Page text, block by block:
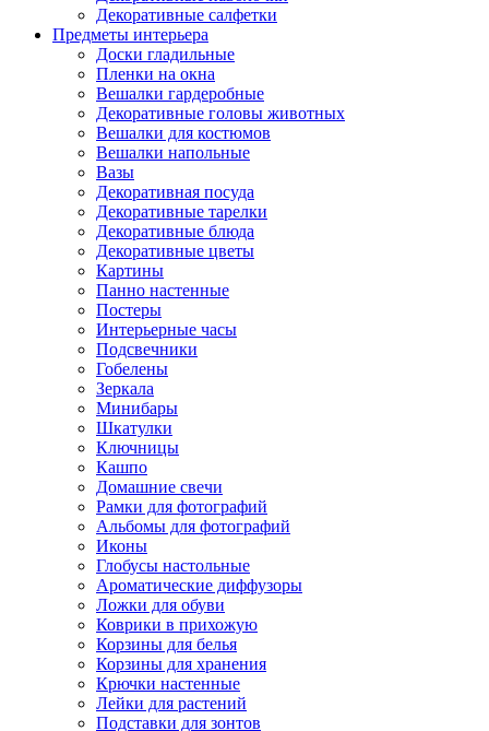
Декоративные салфетки
Предметы интерьера
Доски гладильные
Пленки на окна
Вешалки гардеробные
Декоративные головы животных
Вешалки для костюмов
Вешалки напольные
Вазы
Декоративная посуда
Декоративные тарелки
Декоративные блюда
Декоративные цветы
Картины
Панно настенные
Постеры
Интерьерные часы
Подсвечники
Гобелены
Зеркала
Минибары
Шкатулки
Ключницы
Кашпо
Домашние свечи
Рамки для фотографий
Альбомы для фотографий
Иконы
Глобусы настольные
Ароматические диффузоры
Ложки для обуви
Коврики в прихожую
Корзины для белья
Корзины для хранения
Крючки настенные
Лейки для растений
Подставки для зонтов